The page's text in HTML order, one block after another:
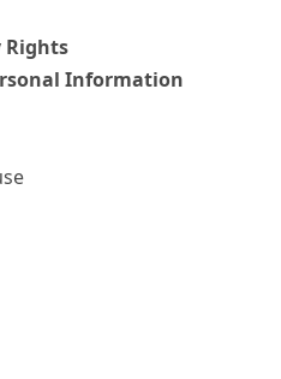
Rights
Information